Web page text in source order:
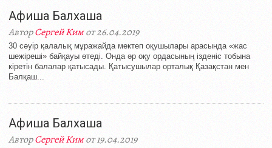
Афиша Балхаша
АвторСергей Кимот 26.04.2019
30 сәуір қалалық мұражайда мектеп оқушылары арасында «жас
шежіреші» байқауы өтеді. Онда әр оқу ордасының ізденіс тобына
кіретін балалар қатысады. Қатысушылар орталық Қазақстан мен
Балқаш...
Афиша Балхаша
АвторСергей Кимот 19.04.2019